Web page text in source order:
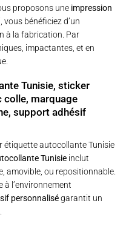
proposons une impression
vous bénéficiez d’un
à la fabrication. Par
impactantes, et en
Tunisie, sticker
colle, marquage
support adhésif
Tunisie inclut
amovible, ou repositionnable.
à l’environnement
personnaliségarantit un